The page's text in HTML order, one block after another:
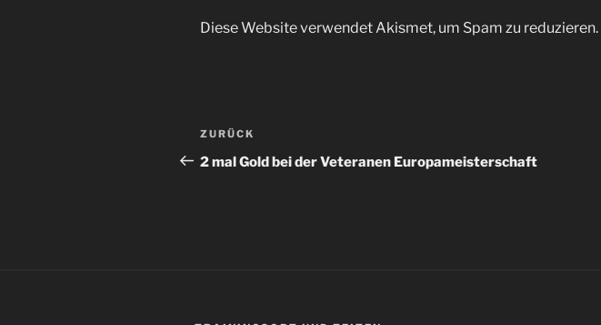
Diese Website verwendet Akismet, um Spam zu reduzieren.
Beitragsnavigation
Vorheriger
Beitrag
ZURÜCK
2 mal Gold bei der Veteranen Europameisterschaft